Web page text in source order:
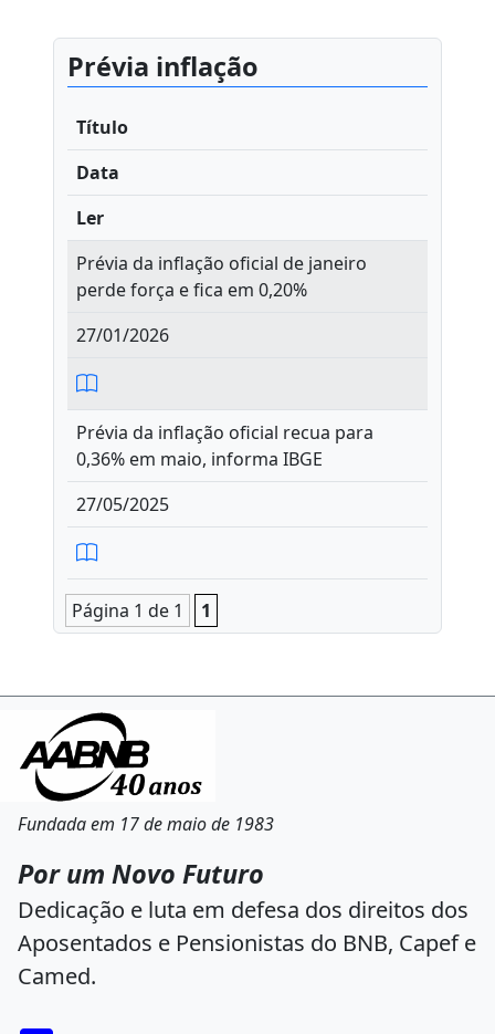
Prévia inflação
Título
Data
Ler
Prévia da inflação oficial de janeiro
perde força e fica em 0,20%
27/01/2026
Prévia da inflação oficial recua para
0,36% em maio, informa IBGE
27/05/2025
Página 1 de 1 1
Fundada em 17 de maio de 1983
Por um Novo Futuro
Dedicação e luta em defesa dos direitos dos
Aposentados e Pensionistas do BNB, Capef e
Camed.